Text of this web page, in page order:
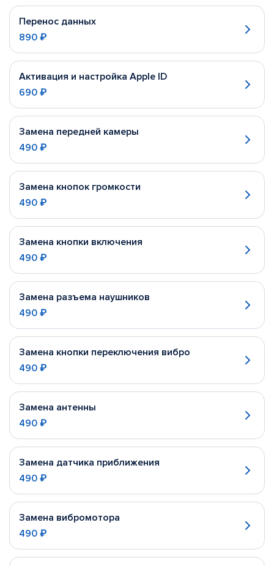
Перенос данных
890 ₽
Активация и настройка Apple ID
690 ₽
Замена передней камеры
490 ₽
Замена кнопок громкости
490 ₽
Замена кнопки включения
490 ₽
Замена разъема наушников
490 ₽
Замена кнопки переключения вибро
490 ₽
Замена антенны
490 ₽
Замена датчика приближения
490 ₽
Замена вибромотора
490 ₽